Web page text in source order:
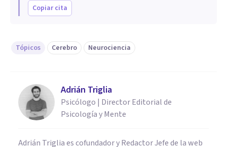
Copiar cita
Tópicos Cerebro Neurociencia
Adrián Triglia
Psicólogo | Director Editorial de
Psicología y Mente
Adrián Triglia es cofundador y Redactor Jefe de la web